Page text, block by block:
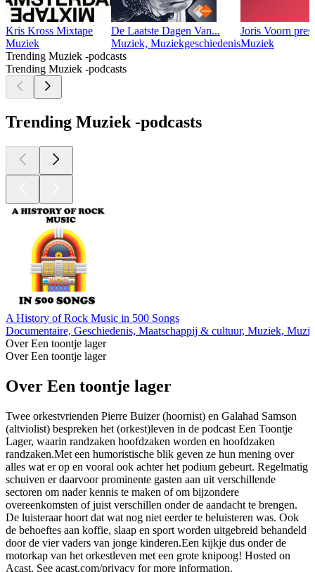
Kris Kross Mixtape
Muziek
De Laatste Dagen Van...
Muziek, Muziekgeschiedenis
Joris Voorn
Muziek
Trending Muziek -podcasts
Trending Muziek -podcasts
Trending Muziek -podcasts
A History of Rock Music in 500 Songs
Documentaire, Geschiedenis, Maatschappij & cultuur, Muziek,
Over Een toontje lager
Over Een toontje lager
Over Een toontje lager
Twee orkestvrienden Pierre Buizer (hoornist) en Galahad Samson
(altviolist) bespreken het (orkest)leven in de podcast Een Toontje
Lager, waarin randzaken hoofdzaken worden en hoofdzaken
randzaken.Met een humoristische blik geven ze hun mening over
alles wat er op en vooral ook achter het podium gebeurt. Regelmatig
schuiven er daarvoor prominente gasten aan uit verschillende
sectoren om nader kennis te maken of om bijzondere
overeenkomsten of juist verschillen onder de aandacht te brengen.
De luisteraar hoort dat wat nog niet eerder te beluisteren was. Ook
de behoeftes aan koffie, slaap en sport worden uitgebreid behandeld
door de vier vaders van jonge kinderen.Een kijkje dus onder de
motorkap van het orkestleven met een grote knipoog! Hosted on
Acast. See acast.com/privacy for more information.